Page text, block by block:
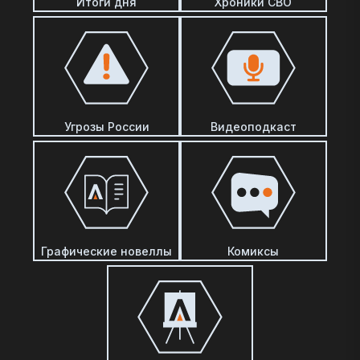
Угрозы России Видеоподкаст
Графические новеллы Комиксы